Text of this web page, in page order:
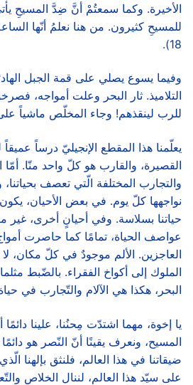
الأخيرة. وكما سمعتُمْ أنَّ ضِدَّ المسيحِ
18).
وفيما يسوع يصلي على قمة الجبل
التلاميذ. ثار البحر وعلت أمواجه،
للرب لينقذهم! وجاء المخلّص ماشياً على
يعلّمنا هذا المقطع الإنجيليّ درساً عميقاً
القصيرة، والقارب هو كلّ واحد منّا.
والتجارب المختلفة الّتي تعصف بحياتنا،
نواجهها كلّ يوم. في بعض الأحيان، يكون
حياتنا بسلاسة. وفي أحيانٍ أخرى، غير
عواصف الحياة، تمامًا كما حاصرت أمواج
العاجزين. الألم موجودٌ في كلّ مكان،
الملوك إلى أكواخ الفقراء. بالضّبط
البحر، هكذا هي الآلام والتّجارب في
يا إخوة، مهما اشتدّت مِحنُنا، علينا دائمًا
المسيح، ونعرف يقينًا أنّ النّصر هو
ضيقاتنا في هذا العالم، فلنثق بإلهنا
على سيّد هذا العالم، لننال الخلاص